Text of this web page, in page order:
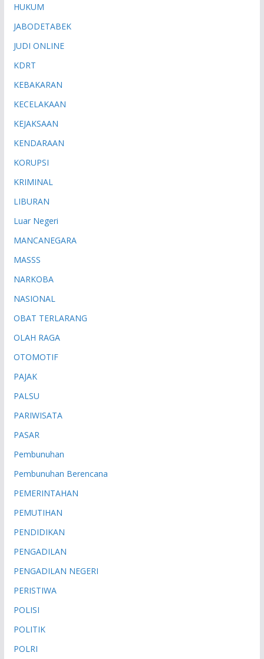
HUKUM
JABODETABEK
JUDI ONLINE
KDRT
KEBAKARAN
KECELAKAAN
KEJAKSAAN
KENDARAAN
KORUPSI
KRIMINAL
LIBURAN
Luar Negeri
MANCANEGARA
MASSS
NARKOBA
NASIONAL
OBAT TERLARANG
OLAH RAGA
OTOMOTIF
PAJAK
PALSU
PARIWISATA
PASAR
Pembunuhan
Pembunuhan Berencana
PEMERINTAHAN
PEMUTIHAN
PENDIDIKAN
PENGADILAN
PENGADILAN NEGERI
PERISTIWA
POLISI
POLITIK
POLRI